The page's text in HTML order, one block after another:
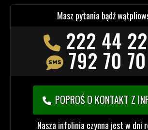
Masz pytania bądź
222 44
792 70
POPROŚ O KONTAKT Z
Nasza infolinia czynna jest w dni